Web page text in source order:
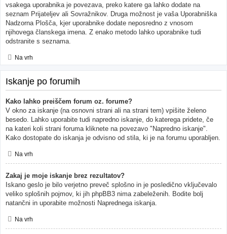
vsakega uporabnika je povezava, preko katere ga lahko dodate na
seznam Prijateljev ali Sovražnikov. Druga možnost je vaša Uporabniška
Nadzorna Plošča, kjer uporabnike dodate neposredno z vnosom
njihovega članskega imena. Z enako metodo lahko uporabnike tudi
odstranite s seznama.
Na vrh
Iskanje po forumih
Kako lahko preiščem forum oz. forume?
V okno za iskanje (na osnovni strani ali na strani tem) vpišite želeno
besedo. Lahko uporabite tudi napredno iskanje, do katerega pridete, če
na kateri koli strani foruma kliknete na povezavo "Napredno iskanje".
Kako dostopate do iskanja je odvisno od stila, ki je na forumu uporabljen.
Na vrh
Zakaj je moje iskanje brez rezultatov?
Iskano geslo je bilo verjetno preveč splošno in je posledično vključevalo
veliko splošnih pojmov, ki jih phpBB3 nima zabeleženih. Bodite bolj
natančni in uporabite možnosti Naprednega iskanja.
Na vrh